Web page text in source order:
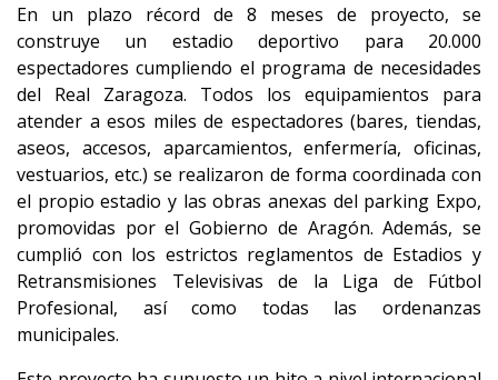
En un plazo récord de 8 meses de proyecto, se
construye un estadio deportivo para 20.000
espectadores cumpliendo el programa de necesidades
del Real Zaragoza. Todos los equipamientos para
atender a esos miles de espectadores (bares, tiendas,
aseos, accesos, aparcamientos, enfermería, oficinas,
vestuarios, etc.) se realizaron de forma coordinada con
el propio estadio y las obras anexas del parking Expo,
promovidas por el Gobierno de Aragón. Además, se
cumplió con los estrictos reglamentos de Estadios y
Retransmisiones Televisivas de la Liga de Fútbol
Profesional, así como todas las ordenanzas
municipales.